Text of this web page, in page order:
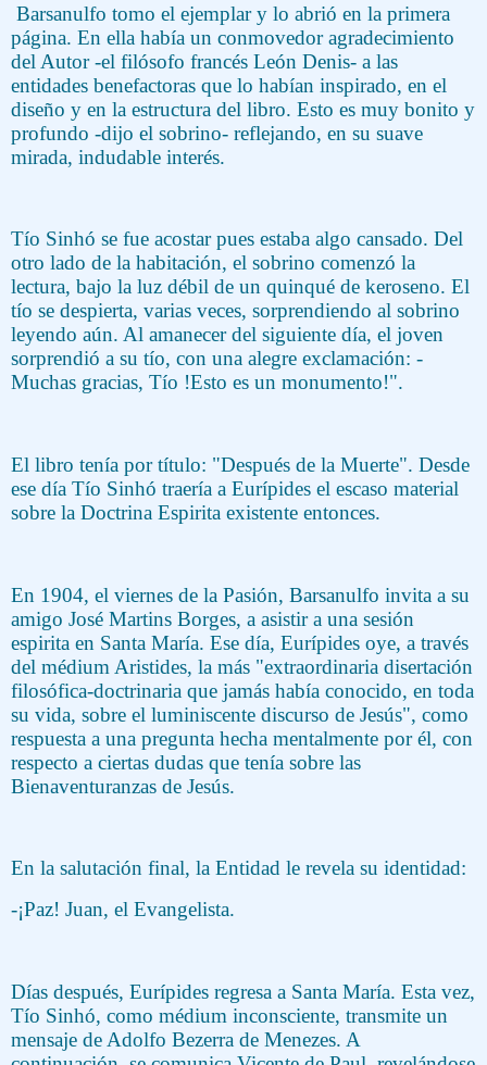
Barsanulfo tomo el ejemplar y lo abrió en la primera
página. En ella había un conmovedor agradecimiento
del Autor -el filósofo francés León Denis- a las
entidades benefactoras que lo habían inspirado, en el
diseño y en la estructura del libro. Esto es muy bonito y
profundo -dijo el sobrino- reflejando, en su suave
mirada, indudable interés.
Tío Sinhó se fue acostar pues estaba algo cansado. Del
otro lado de la habitación, el sobrino comenzó la
lectura, bajo la luz débil de un quinqué de keroseno. El
tío se despierta, varias veces, sorprendiendo al sobrino
leyendo aún. Al amanecer del siguiente día, el joven
sorprendió a su tío, con una alegre exclamación: -
Muchas gracias, Tío !Esto es un monumento!".
El libro tenía por título: "Después de la Muerte". Desde
ese día Tío Sinhó traería a Eurípides el escaso material
sobre la Doctrina Espirita existente entonces.
En 1904, el viernes de la Pasión, Barsanulfo invita a su
amigo José Martins Borges, a asistir a una sesión
espirita en Santa María. Ese día, Eurípides oye, a través
del médium Aristides, la más "extraordinaria disertación
filosófica-doctrinaria que jamás había conocido, en toda
su vida, sobre el luminiscente discurso de Jesús", como
respuesta a una pregunta hecha mentalmente por él, con
respecto a ciertas dudas que tenía sobre las
Bienaventuranzas de Jesús.
En la salutación final, la Entidad le revela su identidad:
-¡Paz! Juan, el Evangelista.
Días después, Eurípides regresa a Santa María. Esta vez,
Tío Sinhó, como médium inconsciente, transmite un
mensaje de Adolfo Bezerra de Menezes. A